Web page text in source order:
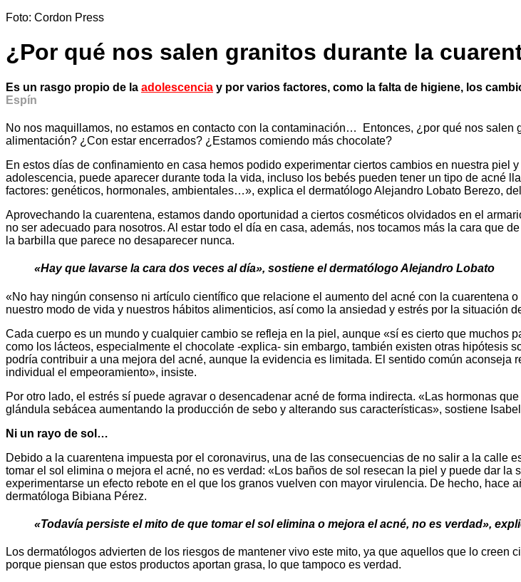
Foto: Cordon Press
¿Por qué nos salen granitos durante la
Es un rasgo propio de la adolescencia y por varios factores, como la falta de higiene, los
Espín
No nos maquillamos, no estamos en contacto con la contaminación… Entonces, ¿por qué nos
alimentación? ¿Con estar encerrados? ¿Estamos comiendo más chocolate?
En estos días de confinamiento en casa hemos podido experimentar ciertos cambios en nuestra
adolescencia, puede aparecer durante toda la vida, incluso los bebés pueden tener un tipo de acné
factores: genéticos, hormonales, ambientales…», explica el dermatólogo Alejandro Lobato Berezo,
Aprovechando la cuarentena, estamos dando oportunidad a ciertos cosméticos olvidados en el
no ser adecuado para nosotros. Al estar todo el día en casa, además, nos tocamos más la cara que
la barbilla que parece no desaparecer nunca.
«Hay que lavarse la cara dos veces al día», sostiene el dermatólogo Alejandro Lobato
«No hay ningún consenso ni artículo científico que relacione el aumento del acné con la cuarentena
nuestro modo de vida y nuestros hábitos alimenticios, así como la ansiedad y estrés por la situación
Cada cuerpo es un mundo y cualquier cambio se refleja en la piel, aunque «sí es cierto que
como los lácteos, especialmente el chocolate -explica- sin embargo, también existen otras hipótesis
podría contribuir a una mejora del acné, aunque la evidencia es limitada. El sentido común
individual el empeoramiento», insiste.
Por otro lado, el estrés sí puede agravar o desencadenar acné de forma indirecta. «Las hormonas
glándula sebácea aumentando la producción de sebo y alterando sus características», sostiene
Ni un rayo de sol…
Debido a la cuarentena impuesta por el coronavirus, una de las consecuencias de no salir a la calle
tomar el sol elimina o mejora el acné, no es verdad: «Los baños de sol resecan la piel y puede dar
experimentarse un efecto rebote en el que los granos vuelven con mayor virulencia. De hecho, hace
dermatóloga Bibiana Pérez.
«Todavía persiste el mito de que tomar el sol elimina o mejora el acné, no es verdad»,
Los dermatólogos advierten de los riesgos de mantener vivo este mito, ya que aquellos que lo
porque piensan que estos productos aportan grasa, lo que tampoco es verdad.